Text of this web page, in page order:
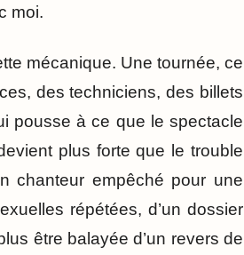
moi.
mécanique. Une tournée, ce
des techniciens, des billets
pousse à ce que le spectacle
plus forte que le trouble
chanteur empêché pour une
répétées, d’un dossier
être balayée d’un revers de